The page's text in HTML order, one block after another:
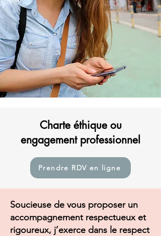
Charte éthique ou
engagement professionnel
Prendre RDV en ligne
Soucieuse de vous proposer un
accompagnement respectueux et
rigoureux, j’exerce dans le respect